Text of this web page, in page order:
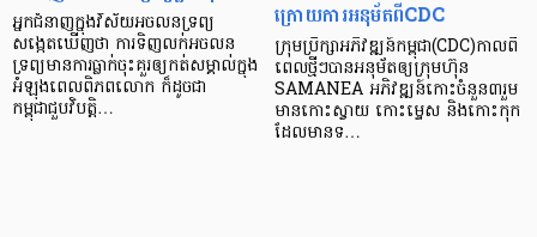
អ្នកជំនាញក្នុងវិស័យអចលនទ្រព្យ
សង្កេតឃើញថា ការទិញលក់អចលន
ទ្រព្យមានការធ្លាក់ចុះគួរឲ្យកត់សម្គាល់ក្នុង
អំឡុងពេលពិភពលោក ក៏ដូចជា
កម្ពុជាជួបវិបត្តិ…
ក្រោយការអនុម័តពីCDC
ក្រុមប្រឹក្សាអភិវឌ្ឍន៍កម្ពុជា(CDC)កាលពី
ពេលថ្មីៗបានអនុម័តឲ្យក្រុមហ៊ុន
SAMANEA អភិវឌ្ឍន៍កោះចំនួន៣រួម
មានកោះស្វាយ កោះម្ទេស និងកោះកុក
ដែលមានទ…